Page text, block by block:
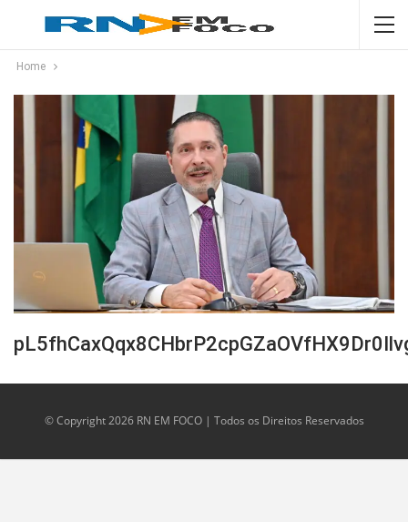
Home
© Copyright 2026 RN EM FOCO | Todos os Direitos Reservados